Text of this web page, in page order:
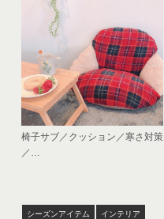
椅子サブ／クッション／寒さ対策
／…
シーズンアイテム インテリア